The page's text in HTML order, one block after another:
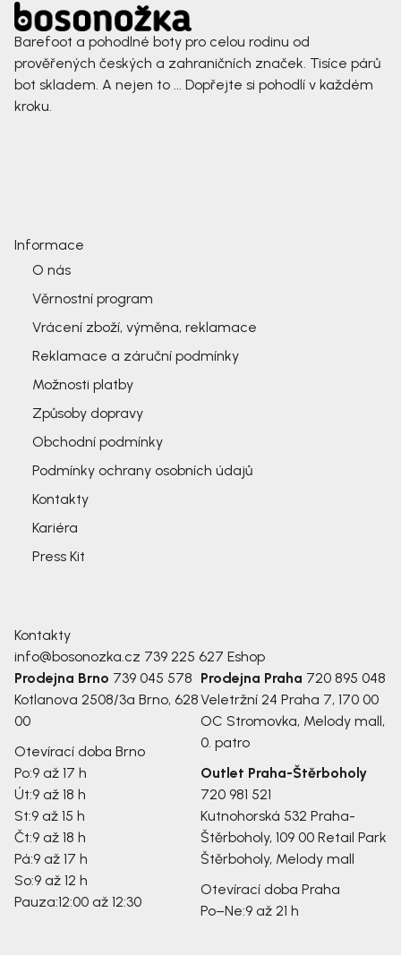
Barefoot a pohodlné boty pro celou rodinu od
prověřených českých a zahraničních značek. Tisíce párů
bot skladem. A nejen to ... Dopřejte si pohodlí v každém
kroku.
Informace
O nás
Věrnostní program
Vrácení zboží, výměna, reklamace
Reklamace a záruční podmínky
Možnosti platby
Způsoby dopravy
Obchodní podmínky
Podmínky ochrany osobních údajů
Kontakty
Kariéra
Press Kit
Kontakty
info@bosonozka.cz 739 225 627 Eshop
Prodejna Brno 739 045 578
Kotlanova 2508/3a Brno, 628
00
Otevírací doba Brno
Po:9 až 17 h
Út:9 až 18 h
St:9 až 15 h
Čt:9 až 18 h
Pá:9 až 17 h
So:9 až 12 h
Pauza:12:00 až 12:30
Prodejna Praha 720 895 048
Veletržní 24 Praha 7, 170 00
OC Stromovka, Melody mall,
0. patro
Outlet Praha-Štěrboholy
720 981 521
Kutnohorská 532 Praha-
Štěrboholy, 109 00 Retail Park
Štěrboholy, Melody mall
Otevírací doba Praha
Po–Ne:9 až 21 h